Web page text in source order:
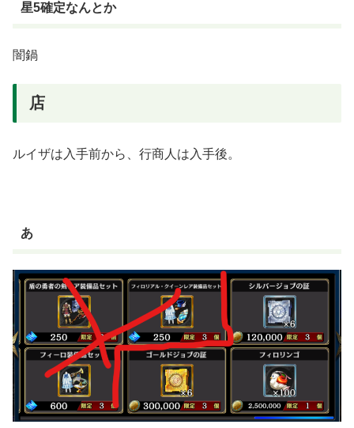
星5確定なんとか
闇鍋
店
ルイザは入手前から、行商人は入手後。
あ